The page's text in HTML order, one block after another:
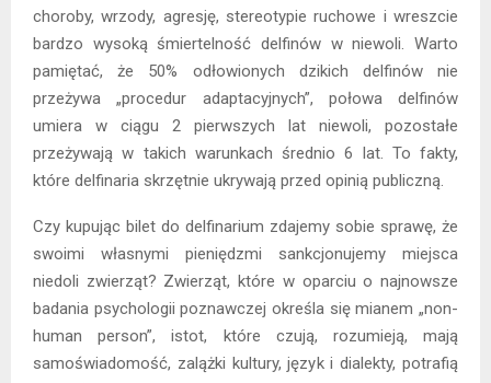
choroby, wrzody, agresję, stereotypie ruchowe i wreszcie
bardzo wysoką śmiertelność delfinów w niewoli. Warto
pamiętać, że 50%
odłowionych dzikich delfinów nie
przeżywa „procedur adaptacyjnych”, połowa delfinów
umiera w ciągu 2 pierwszych lat niewoli, pozostałe
przeżywają w takich warunkach średnio 6 lat. To fakty,
które delfinaria skrzętnie ukrywają przed opinią publiczną.
Czy kupując bilet do delfinarium zdajemy sobie sprawę, że
swoimi własnymi pieniędzmi sankcjonujemy miejsca
niedoli zwierząt? Zwierząt, które w oparciu o najnowsze
badania psychologii poznawczej określa się mianem „non-
human person”, istot, które czują, rozumieją, mają
samoświadomość, zalążki kultury, język i dialekty, potrafią